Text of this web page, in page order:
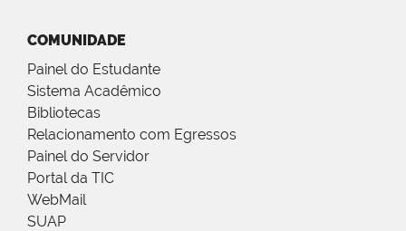
COMUNIDADE
Painel do Estudante
Sistema Acadêmico
Bibliotecas
Relacionamento com Egressos
Painel do Servidor
Portal da TIC
WebMail
SUAP